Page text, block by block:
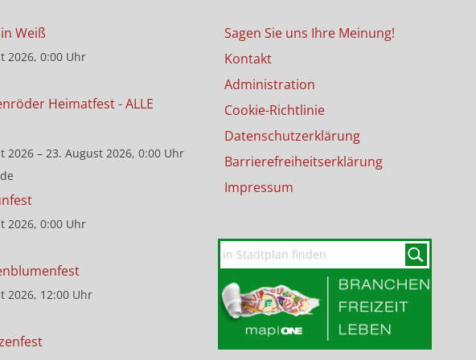
Weiß
2026, 0:00 Uhr
Heimatfest - ALLE
2026 – 23. August 2026, 0:00 Uhr
2026, 0:00 Uhr
2026, 12:00 Uhr
Sagen Sie uns Ihre Meinung!
Kontakt
Administration
Cookie-Richtlinie
Datenschutzerklärung
Barrierefreiheitserklärung
Impressum